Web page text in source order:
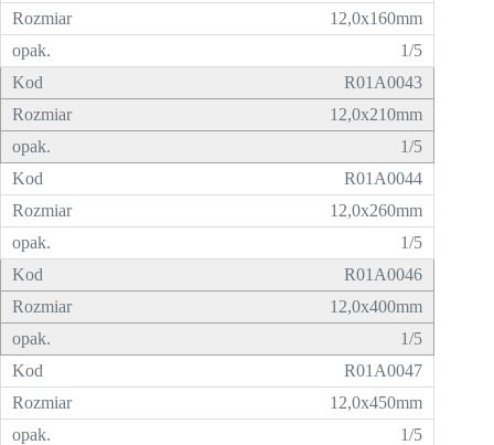
12,0x160mm
1/5
R01A0043
12,0x210mm
1/5
R01A0044
12,0x260mm
1/5
R01A0046
12,0x400mm
1/5
R01A0047
12,0x450mm
1/5